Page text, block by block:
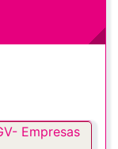
Empresas